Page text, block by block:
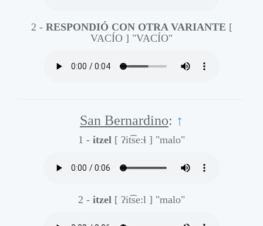
2 - RESPONDIÓ CON OTRA VARIANTE [
VACÍO ] "VACÍO"
San Bernardino: ↑
1 - itzel [ ʔit͡se:ɬ ] "malo"
2 - itzel [ ʔit͡se:l ] "malo"